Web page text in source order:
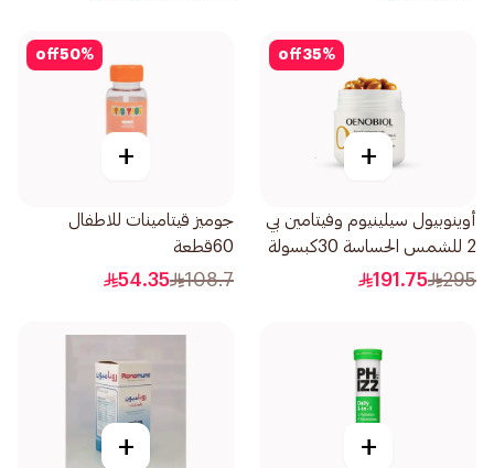
35%
off
+
أوينوبيول سيلينيوم وفيتامين بي
2 للشمس الحساسة 30كبسولة
295
191.75
50%
off
+
جوميز قيتامينات للاطفال
60قطعة
108.7
54.35
+
+